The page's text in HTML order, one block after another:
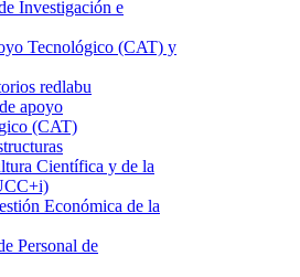
Investigación e
Tecnológico (CAT) y
redlabu
apoyo
(CAT)
Científica y de la
Económica de la
Personal de